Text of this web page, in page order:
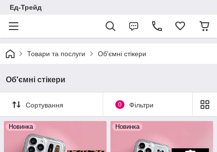
Ед-Трейд
Товари та послуги Об'ємні стікери
Об'ємні стікери
Сортування 0 Фільтри
Новинка Новинка